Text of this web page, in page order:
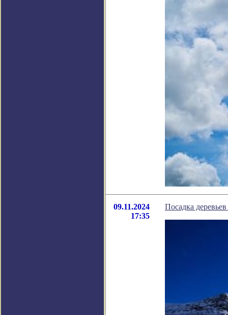
09.11.2024
17:35
Посадка